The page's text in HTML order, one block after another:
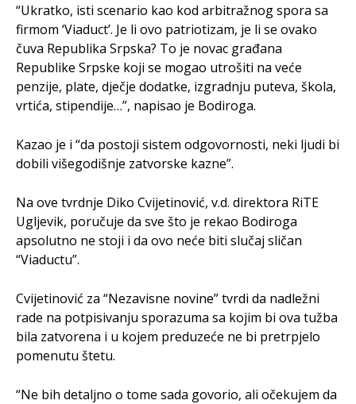
“Ukratko, isti scenario kao kod arbitražnog spora sa
firmom ‘Viaduct’. Je li ovo patriotizam, je li se ovako
čuva Republika Srpska? To je novac građana
Republike Srpske koji se mogao utrošiti na veće
penzije, plate, dječje dodatke, izgradnju puteva, škola,
vrtića, stipendije…”, napisao je Bodiroga.
Kazao je i “da postoji sistem odgovornosti, neki ljudi bi
dobili višegodišnje zatvorske kazne”.
Na ove tvrdnje Diko Cvijetinović, v.d. direktora RiTE
Ugljevik, poručuje da sve što je rekao Bodiroga
apsolutno ne stoji i da ovo neće biti slučaj sličan
“Viaductu”.
Cvijetinović za “Nezavisne novine” tvrdi da nadležni
rade na potpisivanju sporazuma sa kojim bi ova tužba
bila zatvorena i u kojem preduzeće ne bi pretrpjelo
pomenutu štetu.
“Ne bih detaljno o tome sada govorio, ali očekujem da